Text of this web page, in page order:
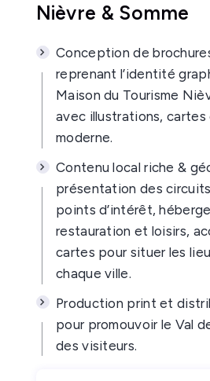
Nièvre & Somme
Conception de
reprenant l’identité
Maison du Tourisme
avec illustrations,
moderne.
Contenu local riche &
présentation des
points d’intérêt,
restauration et loisirs,
cartes pour situer les
chaque ville.
Production print et
pour promouvoir le Val
des visiteurs.